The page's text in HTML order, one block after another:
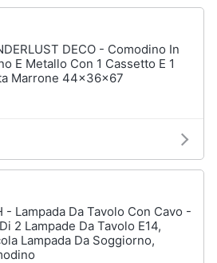
DECO - Comodino In
E Metallo Con 1 Cassetto E 1
Marrone 44x36x67
- Lampada Da Tavolo Con Cavo -
2 Lampade Da Tavolo E14,
Lampada Da Soggiorno,